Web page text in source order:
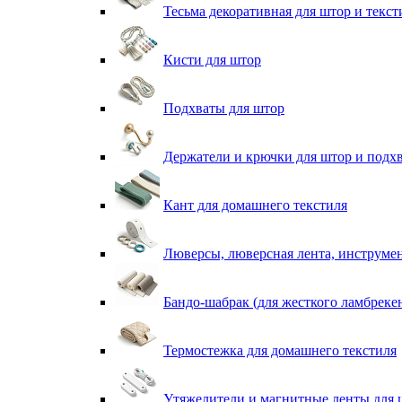
Тесьма декоративная для штор и
Кисти для штор
Подхваты для штор
Держатели и крючки для штор и
Кант для домашнего текстиля
Люверсы, люверсная лента,
Бандо-шабрак (для жесткого
Термостежка для домашнего текстиля
Утяжелители и магнитные ленты для